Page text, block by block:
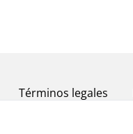
Términos legales